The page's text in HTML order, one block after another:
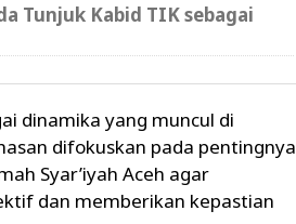
Tunjuk Kabid TIK sebagai
dinamika yang muncul di
difokuskan pada pentingnya
Syar’iyah Aceh agar
dan memberikan kepastian